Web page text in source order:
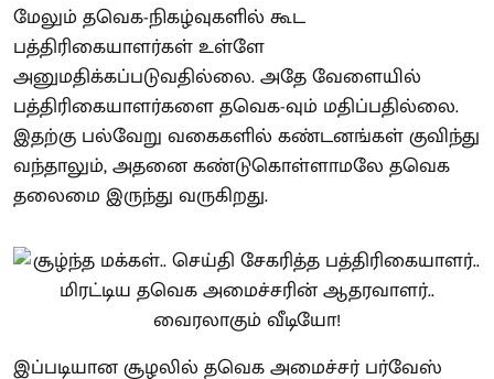
மேலும் தவெக-நிகழ்வுகளில் கூட
பத்திரிகையாளர்கள் உள்ளே
அனுமதிக்கப்படுவதில்லை. அதே வேளையில்
பத்திரிகையாளர்களை தவெக-வும் மதிப்பதில்லை.
இதற்கு பல்வேறு வகைகளில் கண்டனங்கள் குவிந்து
வந்தாலும், அதனை கண்டுகொள்ளாமலே தவெக
தலைமை இருந்து வருகிறது.
இப்படியான சூழலில் தவெக அமைச்சர் பர்வேஸ்